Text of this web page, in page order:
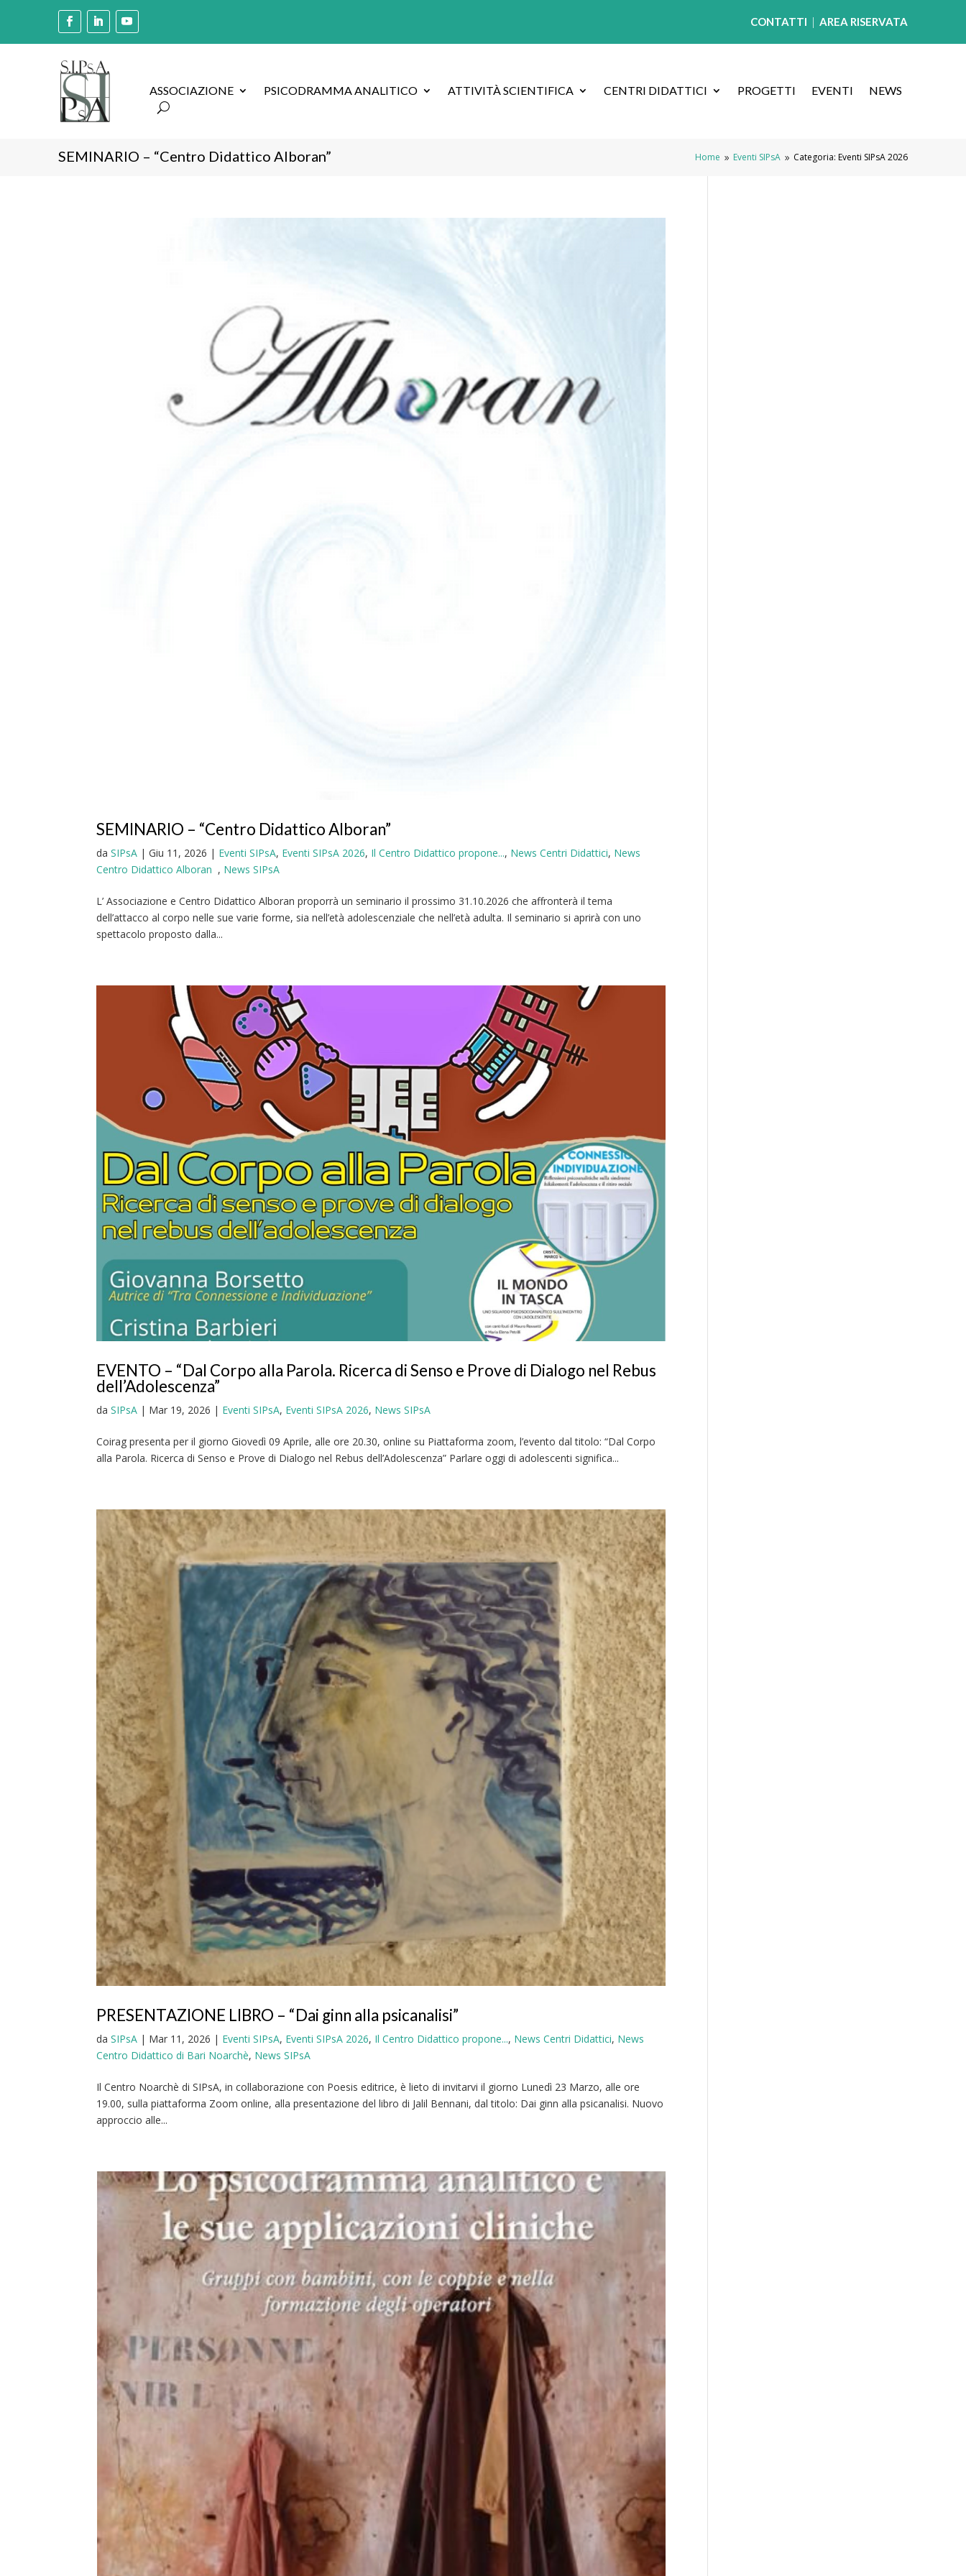
CONTATTI |AREA RISERVATA
ASSOCIAZIONE PSICODRAMMA ANALITICO ATTIVITÀ SCIENTIFICA CENTRI DIDATTICI PROGETTI EVENTI NEWS
SEMINARIO – “Centro Didattico Alboran” Home 9 Eventi SIPsA 9 Categoria: Eventi SIPsA 2026
SEMINARIO – “Centro Didattico Alboran”
daSIPsA |Giu 11, 2026 | Eventi SIPsA, Eventi SIPsA 2026, Il Centro Didattico propone..., News Centri Didattici, News
Centro Didattico Alboran , News SIPsA
L’ Associazione e Centro Didattico Alboran proporrà un seminario il prossimo 31.10.2026 che affronterà il tema
dell’attacco al corpo nelle sue varie forme, sia nell’età adolescenziale che nell’età adulta. Il seminario si aprirà con uno
spettacolo proposto dalla...
EVENTO – “Dal Corpo alla Parola. Ricerca di Senso e Prove di Dialogo nel Rebus
dell’Adolescenza”
daSIPsA | Mar 19, 2026 | Eventi SIPsA, Eventi SIPsA 2026, News SIPsA
Coirag presenta per il giorno Giovedì 09 Aprile, alle ore 20.30, online su Piattaforma zoom, l’evento dal titolo: “Dal Corpo
alla Parola. Ricerca di Senso e Prove di Dialogo nel Rebus dell’Adolescenza” Parlare oggi di adolescenti significa...
PRESENTAZIONE LIBRO – “Dai ginn alla psicanalisi”
daSIPsA | Mar 11, 2026 | Eventi SIPsA, Eventi SIPsA 2026, Il Centro Didattico propone..., News Centri Didattici, News
Centro Didattico di Bari Noarchè, News SIPsA
Il Centro Noarchè di SIPsA, in collaborazione con Poesis editrice, è lieto di invitarvi il giorno Lunedì 23 Marzo, alle ore
19.00, sulla piattaforma Zoom online, alla presentazione del libro di Jalil Bennani, dal titolo: Dai ginn alla psicanalisi. Nuovo
approccio alle...